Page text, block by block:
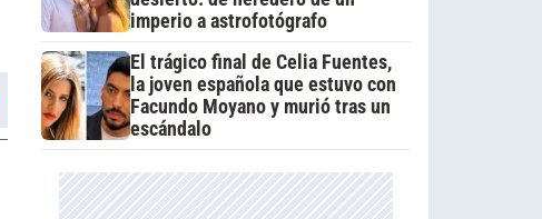
imperio a astrofotógrafo
El trágico final de Celia Fuentes,
la joven española que estuvo con
Facundo Moyano y murió tras un
escándalo